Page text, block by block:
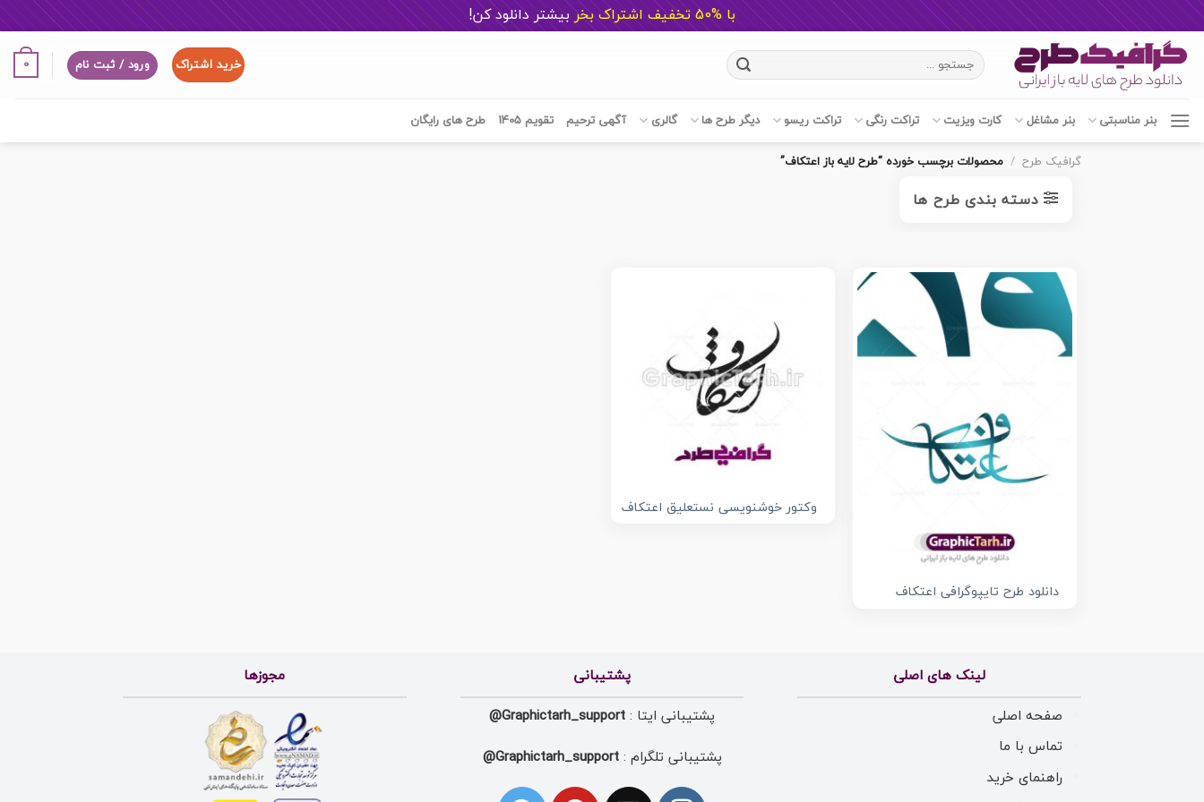
با %50 تخفیف اشتراک بخر بیشتر دانلود کن!
content
جستجو
برای:
خرید اشتراک ورود / ثبت نام 0
بنر مناسبتی بنر مشاغل کارت ویزیت تراکت رنگی تراکت ریسو دیگر طرح ها گالری آگهی ترحیم تقویم 1405 طرح های رایگان
گرافیک طرح / محصولات برچسب خورده “طرح لایه باز اعتکاف”
دسته بندی طرح ها
دانلود طرح تایپوگرافی اعتکاف
وکتور خوشنویسی نستعلیق اعتکاف
لینک های اصلی
صفحه اصلی
تماس با ما
راهنمای خرید
پشتیبانی
پشتیبانی ایتا : Graphictarh_support@
پشتیبانی تلگرام :Graphictarh_support@
مجوزها